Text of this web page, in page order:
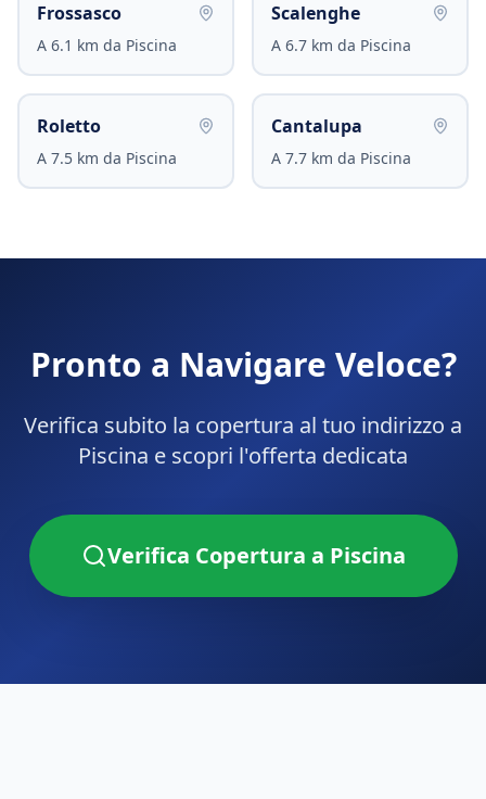
Frossasco
A 6.1 km da Piscina
Scalenghe
A 6.7 km da Piscina
Roletto
A 7.5 km da Piscina
Cantalupa
A 7.7 km da Piscina
Pronto a Navigare Veloce?
Verifica subito la copertura al tuo indirizzo a
Piscina e scopri l'offerta dedicata
Verifica Copertura a Piscina